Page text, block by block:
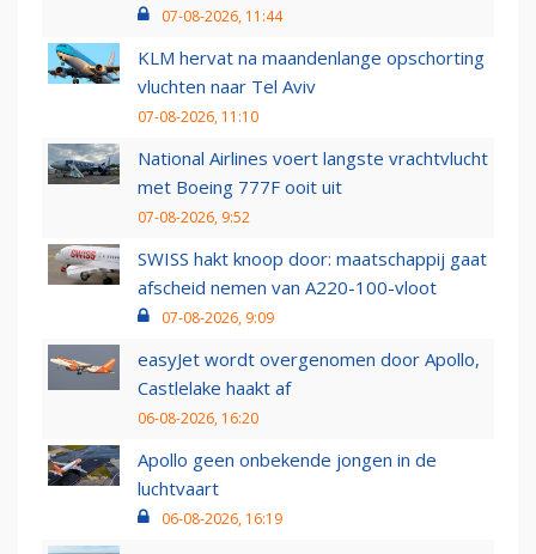
07-08-2026, 11:44
KLM hervat na maandenlange opschorting
vluchten naar Tel Aviv
07-08-2026, 11:10
National Airlines voert langste vrachtvlucht
met Boeing 777F ooit uit
07-08-2026, 9:52
SWISS hakt knoop door: maatschappij gaat
afscheid nemen van A220-100-vloot
07-08-2026, 9:09
easyJet wordt overgenomen door Apollo,
Castlelake haakt af
06-08-2026, 16:20
Apollo geen onbekende jongen in de
luchtvaart
06-08-2026, 16:19